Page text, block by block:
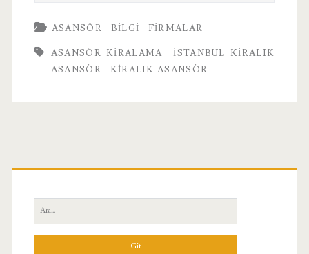
ASANSÖR BILGI FIRMALAR
ASANSÖR KIRALAMA
İSTANBUL KIRALIK
ASANSÖR
KIRALIK ASANSÖR
Birincil
Yan
Menü
Ara: